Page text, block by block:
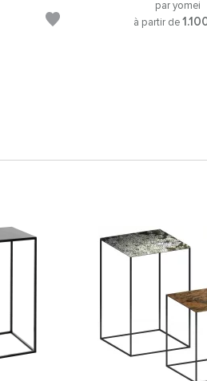
par yomei
à partir de